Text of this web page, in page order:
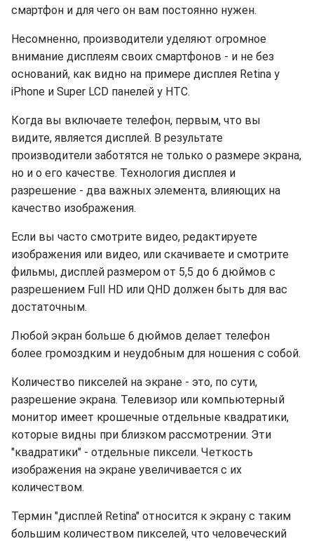
смартфон и для чего он вам постоянно нужен.
Несомненно, производители уделяют огромное
внимание дисплеям своих смартфонов - и не без
оснований, как видно на примере дисплея Retina у
iPhone и Super LCD панелей у HTC.
Когда вы включаете телефон, первым, что вы
видите, является дисплей. В результате
производители заботятся не только о размере экрана,
но и о его качестве. Технология дисплея и
разрешение - два важных элемента, влияющих на
качество изображения.
Если вы часто смотрите видео, редактируете
изображения или видео, или скачиваете и смотрите
фильмы, дисплей размером от 5,5 до 6 дюймов с
разрешением Full HD или QHD должен быть для вас
достаточным.
Любой экран больше 6 дюймов делает телефон
более громоздким и неудобным для ношения с собой.
Количество пикселей на экране - это, по сути,
разрешение экрана. Телевизор или компьютерный
монитор имеет крошечные отдельные квадратики,
которые видны при близком рассмотрении. Эти
"квадратики" - отдельные пиксели. Четкость
изображения на экране увеличивается с их
количеством.
Термин "дисплей Retina" относится к экрану с таким
большим количеством пикселей, что человеческий